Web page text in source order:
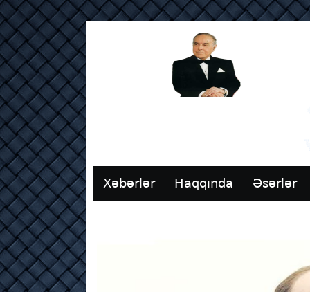
Xəbərlər Haqqında Əsərlər